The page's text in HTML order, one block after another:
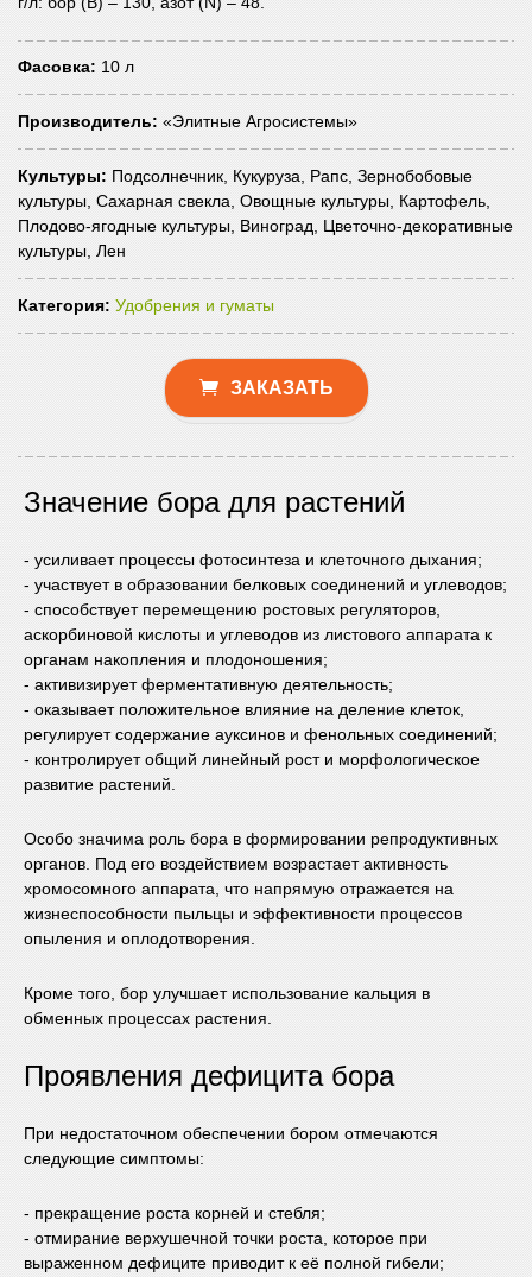
Фасовка: 10 л
Производитель: «Элитные Агросистемы»
Культуры: Подсолнечник, Кукуруза, Рапс, Зернобобовые
культуры, Сахарная свекла, Овощные культуры, Картофель,
Плодово-ягодные культуры, Виноград, Цветочно-декоративные
культуры, Лен
Категория: Удобрения и гуматы
ЗАКАЗАТЬ
Значение бора для растений
- усиливает процессы фотосинтеза и клеточного дыхания;
- участвует в образовании белковых соединений и углеводов;
- способствует перемещению ростовых регуляторов,
аскорбиновой кислоты и углеводов из листового аппарата к
органам накопления и плодоношения;
- активизирует ферментативную деятельность;
- оказывает положительное влияние на деление клеток,
регулирует содержание ауксинов и фенольных соединений;
- контролирует общий линейный рост и морфологическое
развитие растений.
Особо значима роль бора в формировании репродуктивных
органов. Под его воздействием возрастает активность
хромосомного аппарата, что напрямую отражается на
жизнеспособности пыльцы и эффективности процессов
опыления и оплодотворения.
Кроме того, бор улучшает использование кальция в
обменных процессах растения.
Проявления дефицита бора
При недостаточном обеспечении бором отмечаются
следующие симптомы:
- прекращение роста корней и стебля;
- отмирание верхушечной точки роста, которое при
выраженном дефиците приводит к её полной гибели;